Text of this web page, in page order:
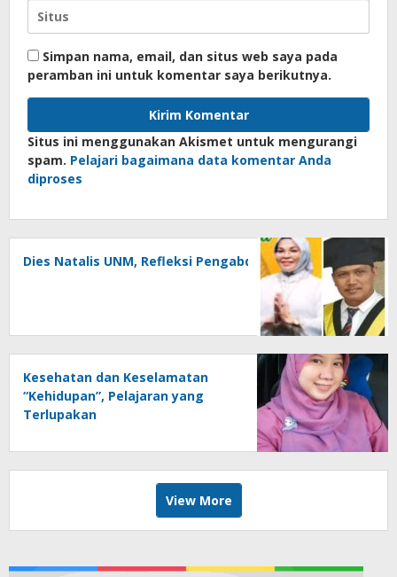
Simpan nama, email, dan situs web saya pada
peramban ini untuk komentar saya berikutnya.
Situs ini menggunakan Akismet untuk mengurangi
spam. Pelajari bagaimana data komentar Anda
diproses
Dies Natalis UNM, Refleksi Pengabdian Untuk Negeri
Kesehatan dan Keselamatan
“Kehidupan”, Pelajaran yang
Terlupakan
View More